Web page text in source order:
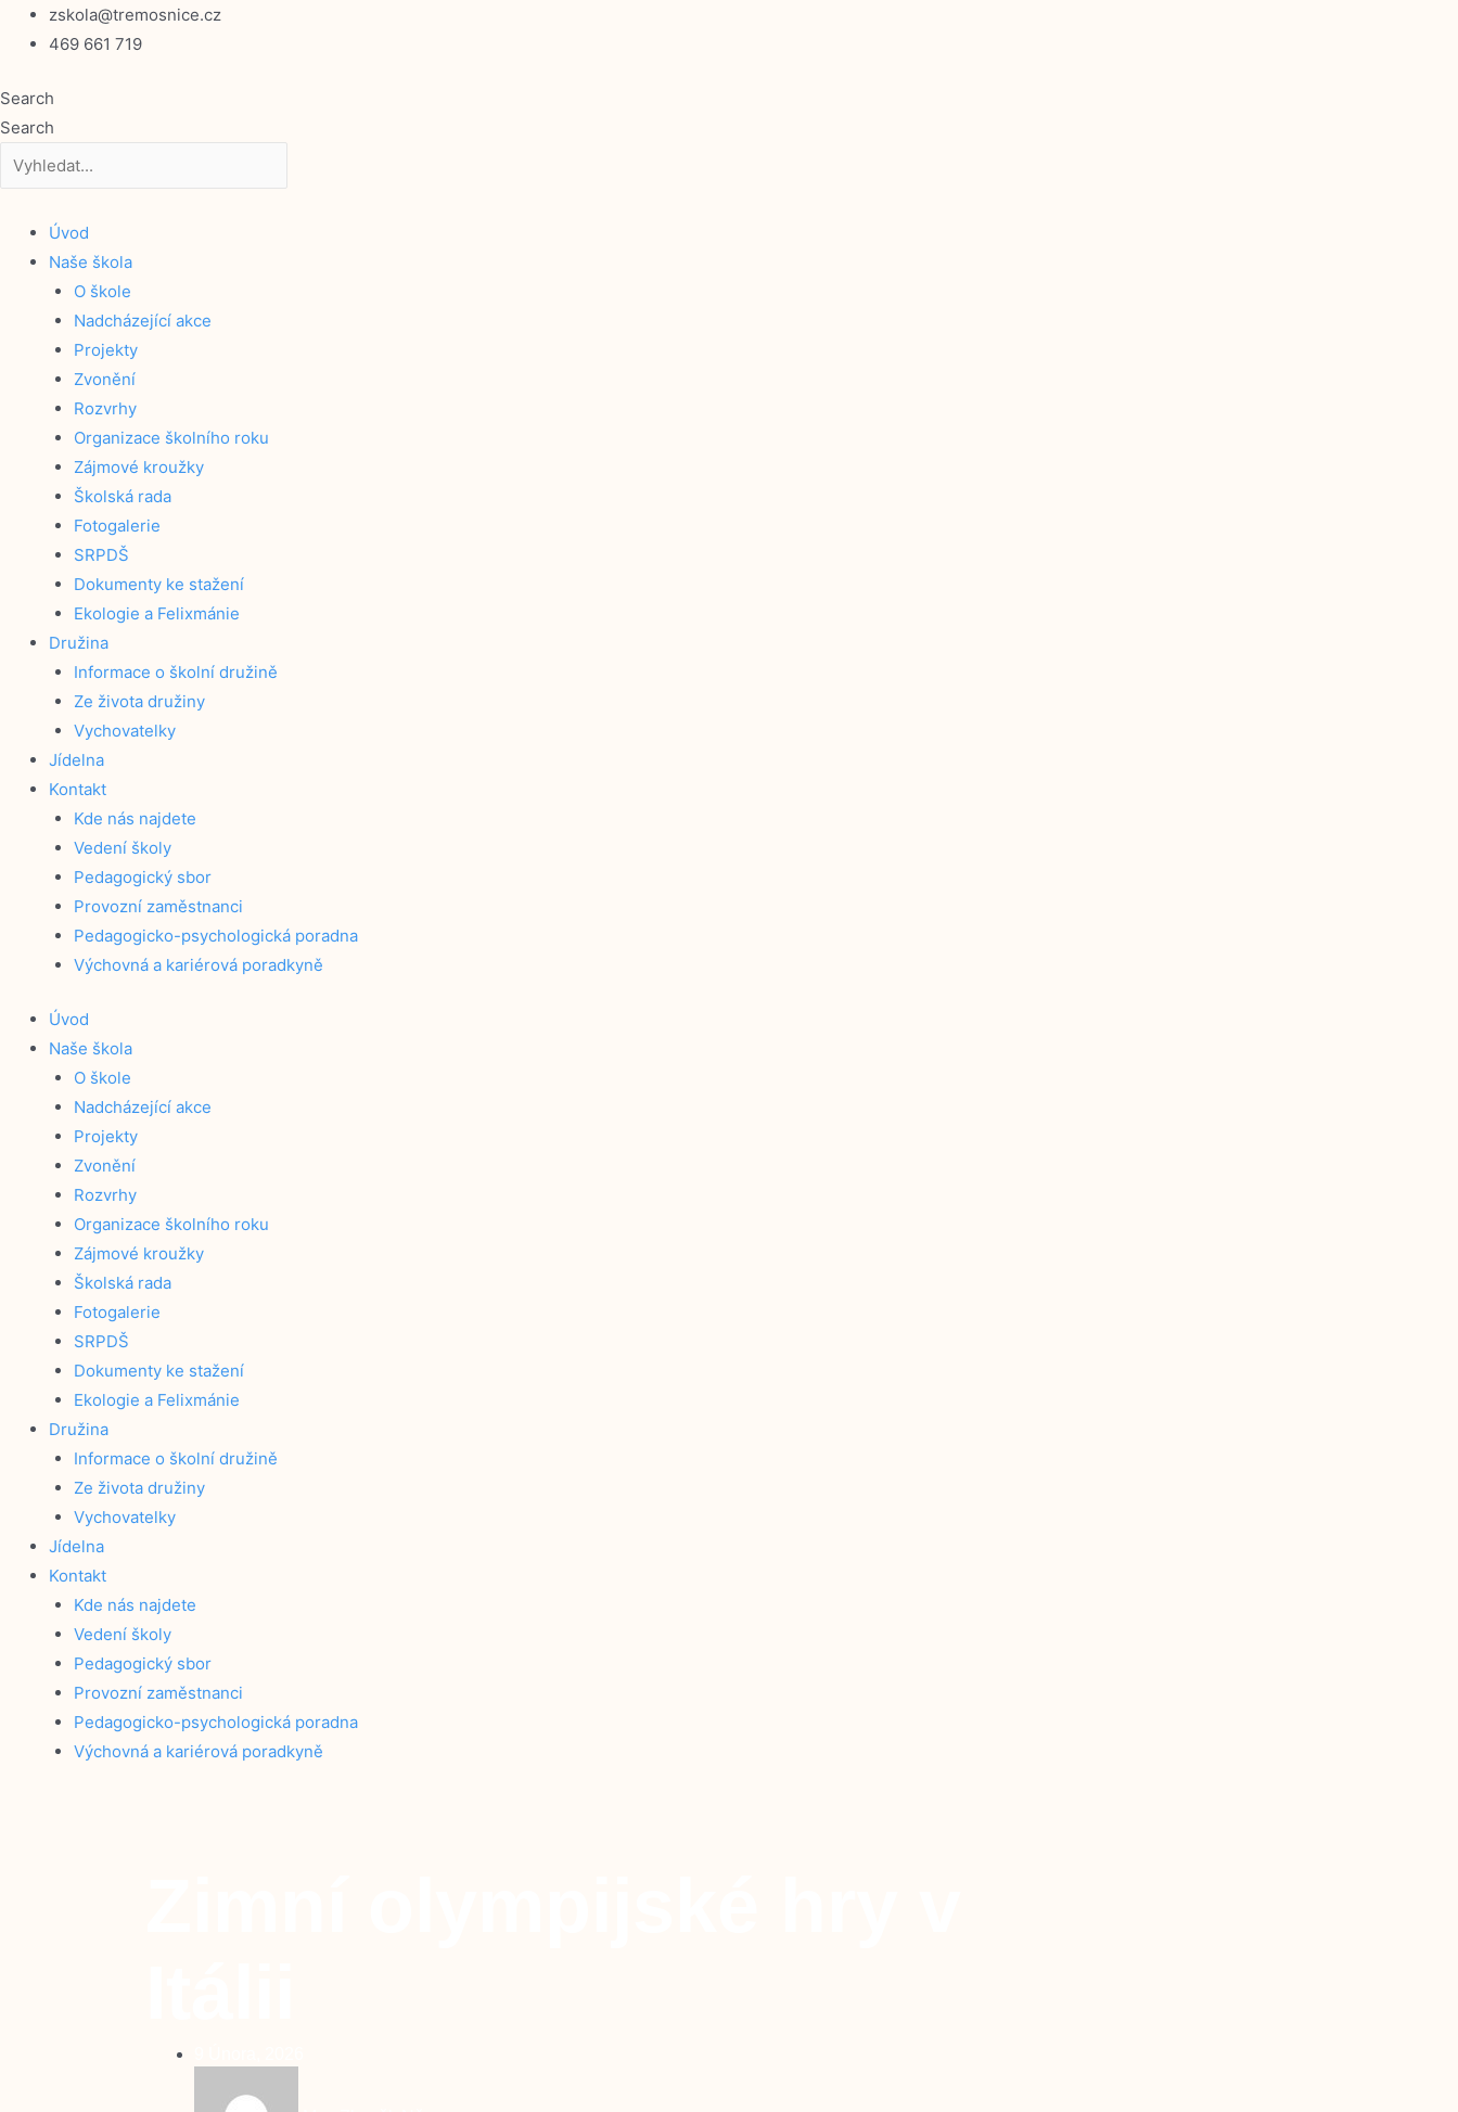
Přeskočitzskola@tremosnice.cz
469 661 719
Search
Search
Úvod
Naše škola
O škole
Nadcházející akce
Projekty
Zvonění
Rozvrhy
Organizace školního roku
Zájmové kroužky
Školská rada
Fotogalerie
SRPDŠ
Dokumenty ke stažení
Ekologie a Felixmánie
Družina
Informace o školní družině
Ze života družiny
Vychovatelky
Jídelna
Kontakt
Kde nás najdete
Vedení školy
Pedagogický sbor
Provozní zaměstnanci
Pedagogicko-psychologická poradna
Výchovná a kariérová poradkyně
Úvod
Naše škola
O škole
Nadcházející akce
Projekty
Zvonění
Rozvrhy
Organizace školního roku
Zájmové kroužky
Školská rada
Fotogalerie
SRPDŠ
Dokumenty ke stažení
Ekologie a Felixmánie
Družina
Informace o školní družině
Ze života družiny
Vychovatelky
Jídelna
Kontakt
Kde nás najdete
Vedení školy
Pedagogický sbor
Provozní zaměstnanci
Pedagogicko-psychologická poradna
Výchovná a kariérová poradkyně